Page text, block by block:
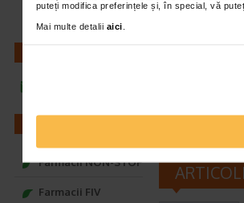
puteți modifica preferințele și, în special, vă
Mai multe detalii aici
Baylis&Harding
Farmacii NON-STOP
Farmacii FIV